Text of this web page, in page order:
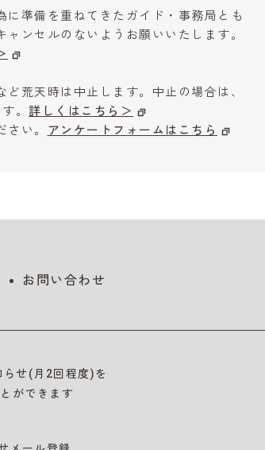
準備を重ねてきたガイド・事務局とも
ンセルのないようお願いいたします。
荒天時は中止します。中止の場合は、
。 詳しくはこちら＞
い。
アンケートフォームはこちら
お問い合わせ
らせ(月2回程度)を
ができます